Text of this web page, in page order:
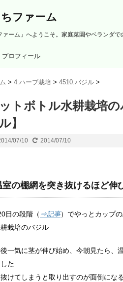
ファーム
ァーム」へようこそ。家庭菜園やベランダ
プロフィール
> 4.ハーブ栽培 > 4510.バジル >
トボトル水耕栽培
】
07/10 2014/07/10
室の棚網を突き抜けるほど伸
日の段階（ ⇒記事）でやっとカップ
栽培のバジル
一気に茎が伸び始め、今朝見たら、
た
けてしまうと取り出すのが面倒にな